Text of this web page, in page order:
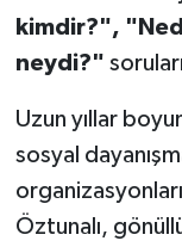
kimdir?",
neydi?"
Uzun yıllar
sosyal
Öztunalı,